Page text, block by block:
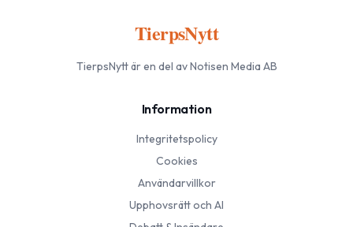
TierpsNytt
TierpsNyttär en del av Notisen Media AB
Information
Integritetspolicy
Cookies
Användarvillkor
Upphovsrätt och AI